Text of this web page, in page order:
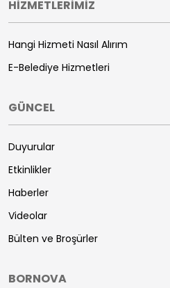
HİZMETLERİMİZ
Hangi Hizmeti Nasıl Alırım
GÜNCEL
Duyurular
Etkinlikler
Haberler
Videolar